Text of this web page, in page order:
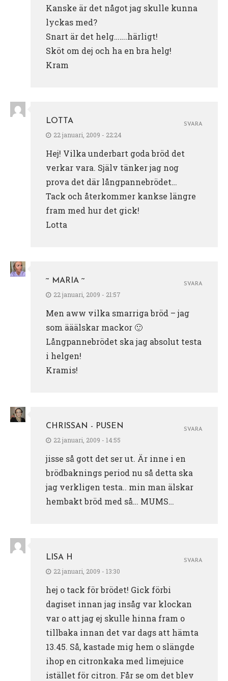
Kanske är det något jag skulle kunna
lyckas med?
Snart är det helg…….härligt!
Sköt om dej och ha en bra helg!
Kram
LOTTA
22 januari, 2009 - 22:24
Hej! Vilka underbart goda bröd det
verkar vara. Själv tänker jag nog
prova det där långpannebrödet…
Tack och återkommer kankse längre
fram med hur det gick!
Lotta
SVARA
~ MARIA ~
22 januari, 2009 - 21:57
Men aww vilka smarriga bröd – jag
som ääälskar mackor 🙂
Långpannebrödet ska jag absolut testa
i helgen!
Kramis!
SVARA
CHRISSAN - PUSEN
22 januari, 2009 - 14:55
jisse så gott det ser ut. Är inne i en
brödbaknings period nu så detta ska
jag verkligen testa.. min man älskar
hembakt bröd med så… MUMS…
SVARA
LISA H
22 januari, 2009 - 13:30
hej o tack för brödet! Gick förbi
dagiset innan jag insåg var klockan
var o att jag ej skulle hinna fram o
tillbaka innan det var dags att hämta
13.45. Så, kastade mig hem o slängde
ihop en citronkaka med limejuice
istället för citron. Får se om det blev
SVARA